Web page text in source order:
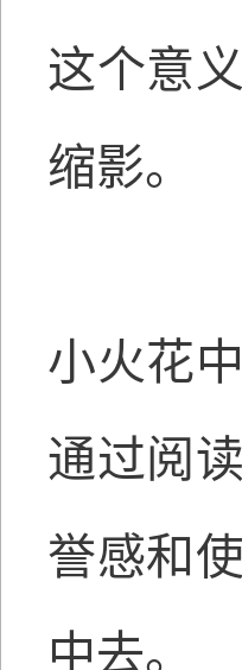
这个意
缩影。
小火花
通过阅
誉感和
中去。